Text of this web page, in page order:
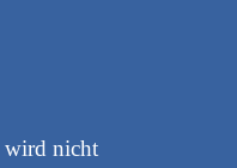
wird nicht